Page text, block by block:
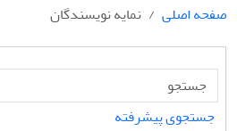
صفحه اصلی نمایه نویسندگان
جستجوی پیشرفته